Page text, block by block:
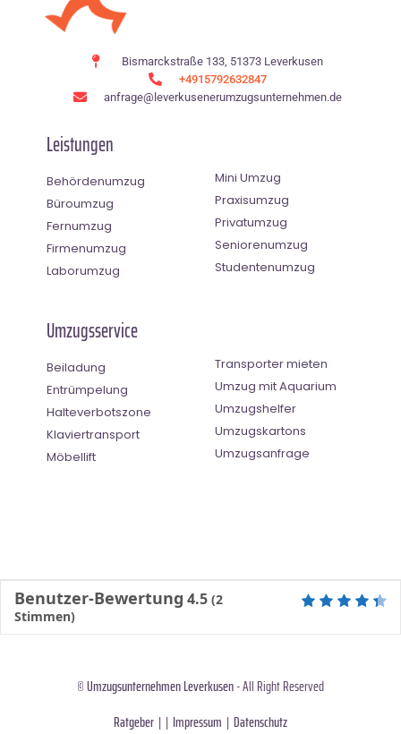
Bismarckstraße 133, 51373 Leverkusen
+4915792632847
anfrage@leverkusenerumzugsunternehmen.de
Leistungen
Behördenumzug
Büroumzug
Fernumzug
Firmenumzug
Laborumzug
Mini Umzug
Praxisumzug
Privatumzug
Seniorenumzug
Studentenumzug
Umzugsservice
Beiladung
Entrümpelung
Halteverbotszone
Klaviertransport
Möbellift
Transporter mieten
Umzug mit Aquarium
Umzugshelfer
Umzugskartons
Umzugsanfrage
Benutzer-Bewertung 4.5 (2
Stimmen)
©Umzugsunternehmen Leverkusen- All Right Reserved
Ratgeber | | Impressum | Datenschutz